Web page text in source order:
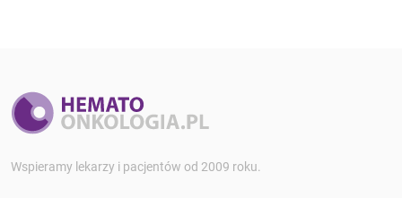
Wspieramy lekarzy i pacjentów od 2009 roku.